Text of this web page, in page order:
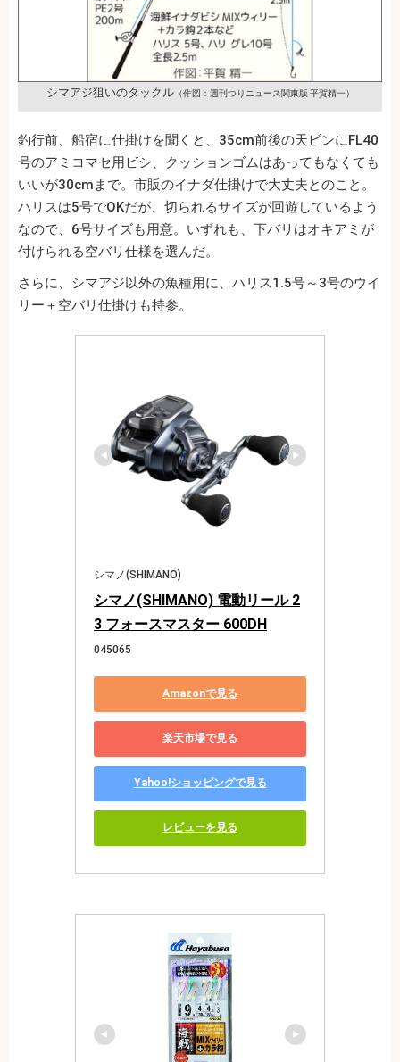
シマアジ狙いのタックル（作図：週刊つりニュース関東版 平賀精一）
釣行前、船宿に仕掛けを聞くと、35cm前後の天ビンにFL40
号のアミコマセ用ビシ、クッションゴムはあってもなくても
いいが30cmまで。市販のイナダ仕掛けで大丈夫とのこと。
ハリスは5号でOKだが、切られるサイズが回遊しているよう
なので、6号サイズも用意。いずれも、下バリはオキアミが
付けられる空バリ仕様を選んだ。
さらに、シマアジ以外の魚種用に、ハリス1.5号～3号のウイ
リー＋空バリ仕掛けも持参。
シマノ(SHIMANO)
シマノ(SHIMANO) 電動リール 2
3 フォースマスター 600DH
045065
Amazonで見る
楽天市場で見る
Yahoo!ショッピングで見る
レビューを見る